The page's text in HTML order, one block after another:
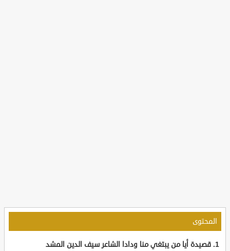
المحتوى
قصيدة أيا من يبتغي منا ودادا الشاعر سيف الدين المشد